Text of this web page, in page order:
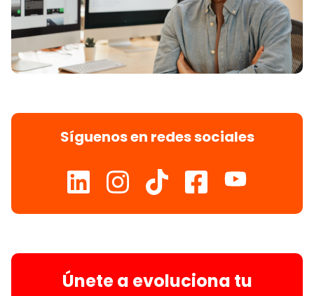
Síguenos en redes sociales
Únete a evoluciona tu